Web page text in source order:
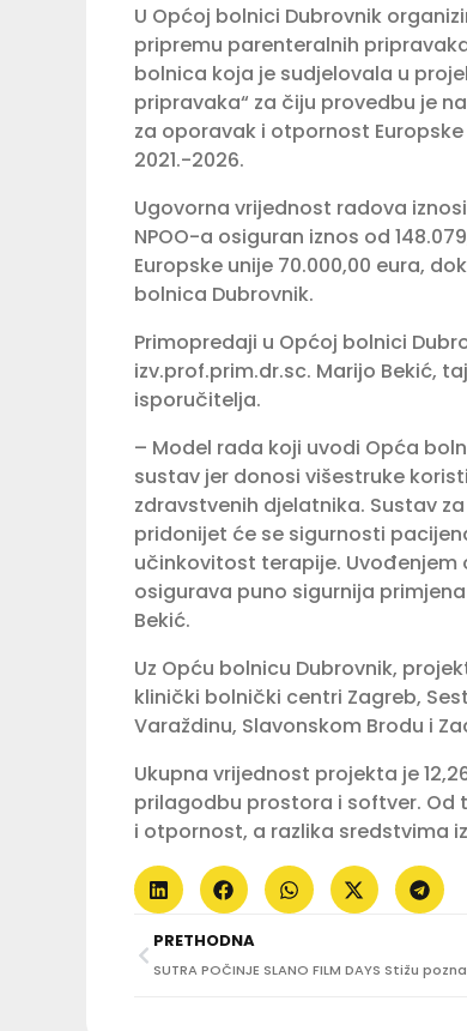
U Općoj bolnici Dubrovnik
pripremu parenteralnih
bolnica koja je sudjelovala u
pripravaka“ za čiju provedbu je
za oporavak i otpornost
2021.-2026.
Ugovorna vrijednost radova
NPOO-a osiguran iznos od
Europske unije 70.000,00 eura,
bolnica Dubrovnik.
Primopredaji u Općoj bolnici
izv.prof.prim.dr.sc. Marijo Bekić,
isporučitelja.
– Model rada koji uvodi Opća
sustav jer donosi višestruke
zdravstvenih djelatnika. Sustav
pridonijet će se sigurnosti
učinkovitost terapije.
osigurava puno sigurnija
Bekić.
Uz Opću bolnicu Dubrovnik,
klinički bolnički centri Zagreb,
Varaždinu, Slavonskom Brodu i
Ukupna vrijednost projekta je
prilagodbu prostora i softver. Od
i otpornost, a razlika sredstvima
PRETHODNA